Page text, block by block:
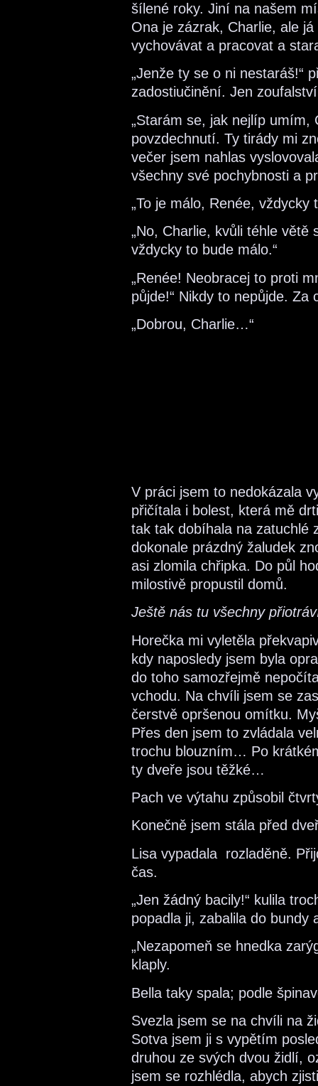
šílené roky. Jiní na našem
Ona je zázrak, Charlie, ale
vychovávat a pracovat a
„Jenže ty se o ni nestaráš!“
zadostiučinění. Jen
„Starám se, jak nejlíp umím,
povzdechnutí. Ty tirády mi
večer jsem nahlas
všechny své pochybnosti a
„To je málo, Renée, vždycky
„No, Charlie, kvůli téhle větě
vždycky to bude málo.“
„Renée! Neobracej to proti
půjde!“ Nikdy to nepůjde.
„Dobrou, Charlie…“
V práci jsem to nedokázala
přičítala i bolest, která mě
tak tak dobíhala na zatuchlé
dokonale prázdný žaludek
asi zlomila chřipka. Do půl
milostivě propustil domů.
Ještě nás tu všechny
Horečka mi vyletěla
kdy naposledy jsem byla
do toho samozřejmě
vchodu. Na chvíli jsem se
čerstvě opršenou omítku.
Přes den jsem to zvládala
trochu blouzním… Po
ty dveře jsou těžké…
Pach ve výtahu způsobil
Konečně jsem stála před
Lisa vypadala rozladěně.
čas.
„Jen žádný bacily!“ kulila
popadla ji, zabalila do bundy
„Nezapomeň se hnedka
klaply.
Bella taky spala; podle
Svezla jsem se na chvíli na
Sotva jsem ji s vypětím
druhou ze svých dvou židlí,
jsem se rozhlédla, abych